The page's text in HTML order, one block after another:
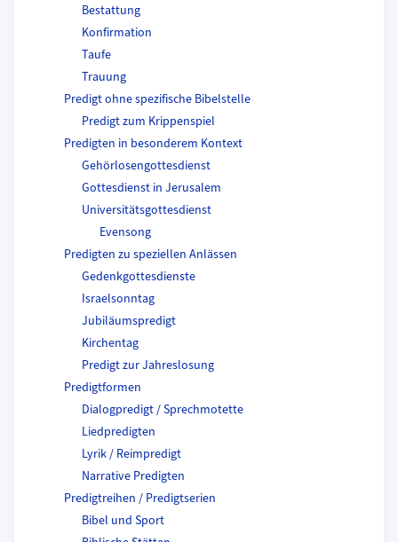
Bestattung
Konfirmation
Taufe
Trauung
Predigt ohne spezifische Bibelstelle
Predigt zum Krippenspiel
Predigten in besonderem Kontext
Gehörlosengottesdienst
Gottesdienst in Jerusalem
Universitätsgottesdienst
Evensong
Predigten zu speziellen Anlässen
Gedenkgottesdienste
Israelsonntag
Jubiläumspredigt
Kirchentag
Predigt zur Jahreslosung
Predigtformen
Dialogpredigt / Sprechmotette
Liedpredigten
Lyrik / Reimpredigt
Narrative Predigten
Predigtreihen / Predigtserien
Bibel und Sport